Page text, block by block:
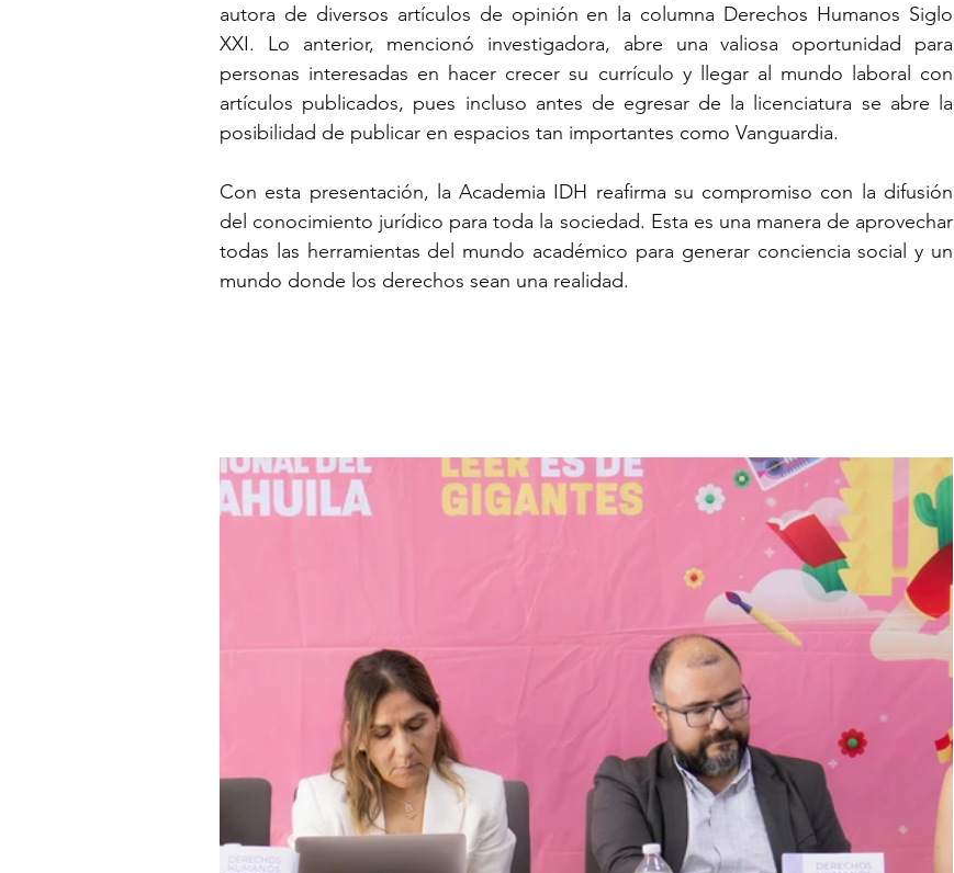
autora de diversos artículos de opinión en la columna Derechos Humanos Siglo
XXI. Lo anterior, mencionó investigadora, abre una valiosa oportunidad para
personas interesadas en hacer crecer su currículo y llegar al mundo laboral con
artículos publicados, pues incluso antes de egresar de la licenciatura se abre la
posibilidad de publicar en espacios tan importantes como Vanguardia.
Con esta presentación, la Academia IDH reafirma su compromiso con la difusión
del conocimiento jurídico para toda la sociedad. Esta es una manera de aprovechar
todas las herramientas del mundo académico para generar conciencia social y un
mundo donde los derechos sean una realidad.